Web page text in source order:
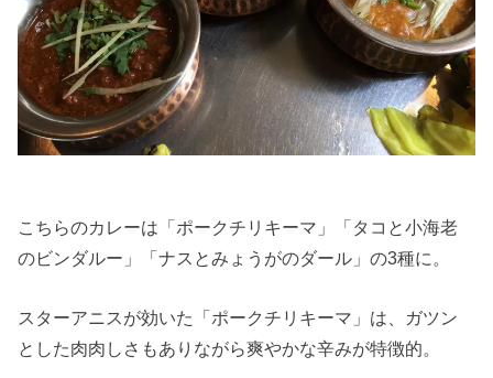
こちらのカレーは「ポークチリキーマ」「タコと小海老
のビンダルー」「ナスとみょうがのダール」の3種に。
スターアニスが効いた「ポークチリキーマ」は、ガツン
とした肉肉しさもありながら爽やかな辛みが特徴的。